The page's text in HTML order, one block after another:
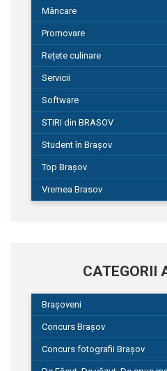
Mâncare
Promovare
Rețete culinare
Servicii
Software
STIRI din BRASOV
Student în Brașov
Top Brașov
Vremea Brasov
CATEGORII
Brașoveni
Concurs Brașov
Concurs fotografii Brașov